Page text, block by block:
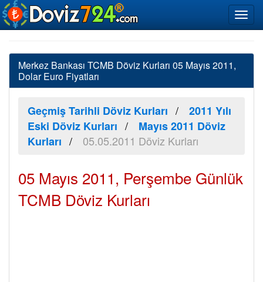
Merkez Bankası TCMB Döviz Kurları 05 Mayıs 2011,
Dolar Euro Fiyatları
Geçmiş Tarihli Döviz Kurları
2011 Yılı
Eski Döviz Kurları
Mayıs 2011 Döviz
Kurları
05.05.2011 Döviz Kurları
05 Mayıs 2011, Perşembe Günlük
TCMB Döviz Kurları